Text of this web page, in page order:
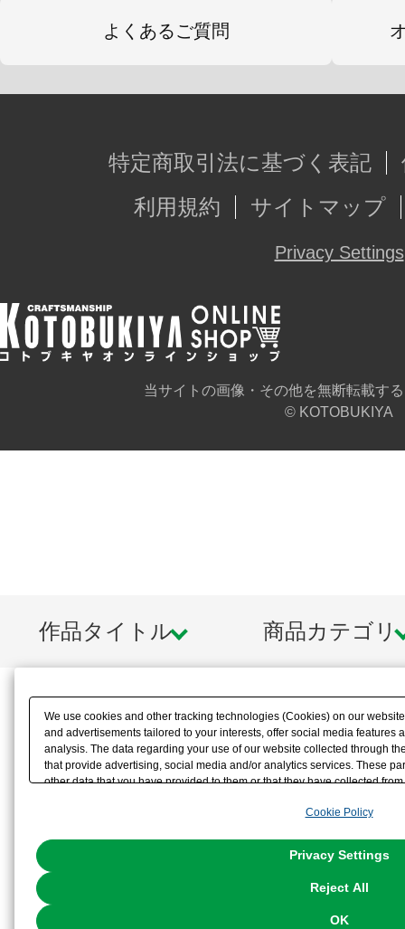
よくあるご質問
特定商取引法に基づく表記
利用規約
サイトマップ
Privacy Settings
当サイトの画像・その他を無断転載す
© KOTOBUKIYA
作品タイトル 商品カテゴリ
We use cookies and other tracking technologies (Cookies) on our
and advertisements tailored to your interests, offer social media features
analysis. The data regarding your use of our website collected through
that provide advertising, social media and/or analytics services. These
other data that you have provided to them or that they have collected
the use of all Cookies except for Strictly Necessary Cookies, please
You can change your consent or rejection settings at any time via
Cookie Policy
Privacy Settings
Reject All
OK